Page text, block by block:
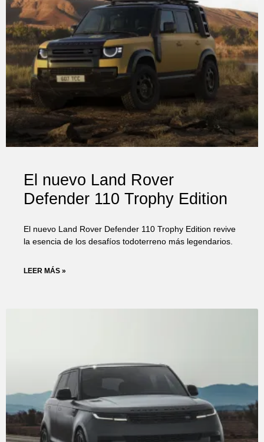
El nuevo Land Rover
Defender 110 Trophy Edition
El nuevo Land Rover Defender 110 Trophy Edition revive
la esencia de los desafíos todoterreno más legendarios.
LEER MÁS »